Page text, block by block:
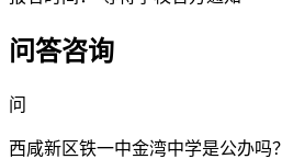
问答咨询
问
西咸新区铁一中金湾中学是公办吗？